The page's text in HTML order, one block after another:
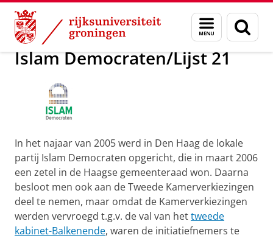
Skip
Content
Skip
Navigation
Menu
en
zoeken
Onderzoek Islam Democraten/Lijst 21
Islam Democraten/Lijst 21
In het najaar van 2005 werd in Den Haag de lokale
partij Islam Democraten opgericht, die in maart 2006
een zetel in de Haagse gemeenteraad won. Daarna
besloot men ook aan de Tweede Kamerverkiezingen
deel te nemen, maar omdat de Kamerverkiezingen
werden vervroegd t.g.v. de val van hettweede
kabinet-Balkenende, waren de initiatiefnemers te